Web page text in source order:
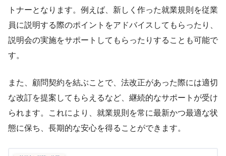
トナーとなります。例えば、新しく作った就業規則を従業
員に説明する際のポイントをアドバイスしてもらったり、
説明会の実施をサポートしてもらったりすることも可能で
す。
また、顧問契約を結ぶことで、法改正があった際には適切
な改訂を提案してもらえるなど、継続的なサポートが受け
られます。これにより、就業規則を常に最新かつ最適な状
態に保ち、長期的な安心を得ることができます。